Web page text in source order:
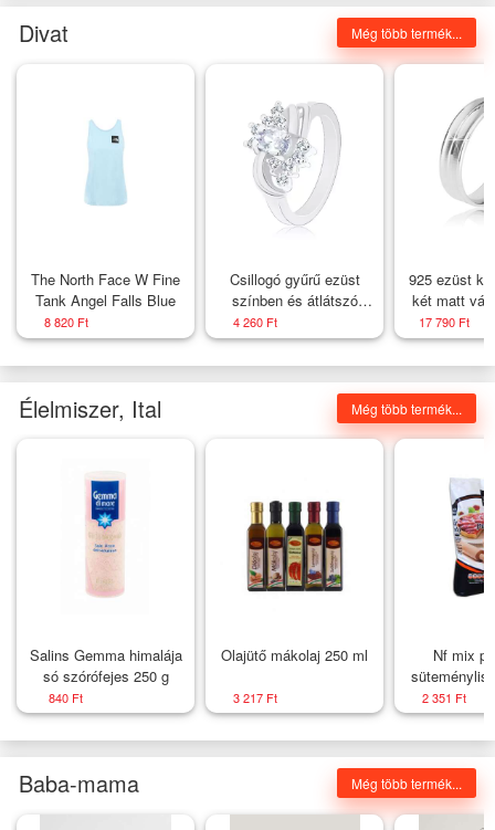
Divat Még több termék...
The North Face W Fine
Tank Angel Falls Blue
8 820 Ft
Csillogó gyűrű ezüst
színben és átlátszó
cirkóniákkal, sima
ívpárok - Nagyság_ 60
4 260 Ft
925 ezüst
két matt
közepén
17 790 Ft
Élelmiszer, Ital Még több termék...
Salins Gemma himalája
só szórófejes 250 g
840 Ft
Olajütő mákolaj 250 ml
3 217 Ft
Nf mix
2 351 Ft
Baba-mama Még több termék...